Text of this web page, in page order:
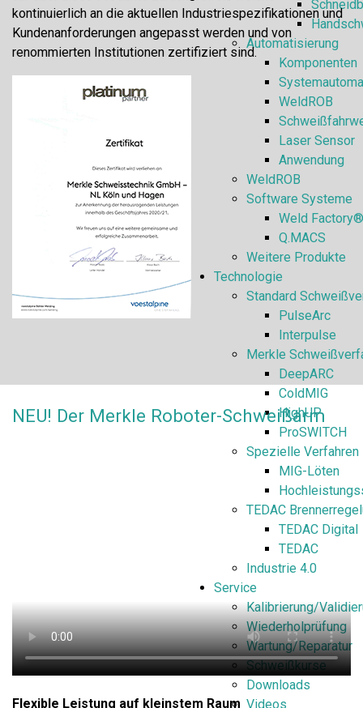
Automatisierung
Komponenten
WeldROB
Laser Sensor
Anwendung
WeldROB
Software Systeme
Weld Factory®
Q.MACS
Weitere Produkte
Technologie
Standard
PulseArc
Interpulse
Merkle
DeepARC
ColdMIG
HighUP
ProSWITCH
Spezielle Verfahren
MIG-Löten
TEDAC
TEDAC Digital
TEDAC
Industrie 4.0
Service
Kalibrierung/
Wiederholprüfung
Wartung/Reparatur
Schweißkurse
Downloads
Videos
kontinuierlich an die aktuellen Industriespezifikationen und
Kundenanforderungen angepasst werden und von
renommierten Institutionen zertifiziert sind.
NEU! Der Merkle Roboter-Schweißarm
Flexible Leistung auf kleinstem Raum